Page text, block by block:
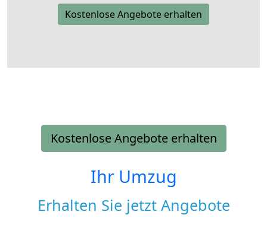
Kostenlose Angebote erhalten
Kostenlose Angebote erhalten
Ihr Umzug
Erhalten Sie jetzt Angebote